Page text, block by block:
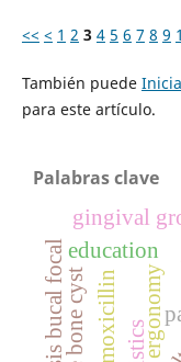
<< < 1 2 3 4 5 6 7 8 9
También puede
para este artículo.
Palabras clave
ergonomy
education
amoxicillin
gingival